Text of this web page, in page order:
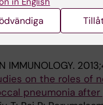
Influenza Viral
RP; Tan KS;
IMMUNOLOGY.
on the roles of
pneumonia